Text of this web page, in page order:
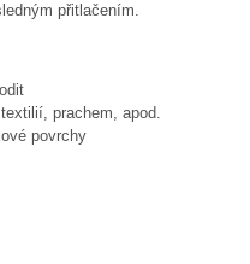
přitlačením.
prachem, apod.
povrchy